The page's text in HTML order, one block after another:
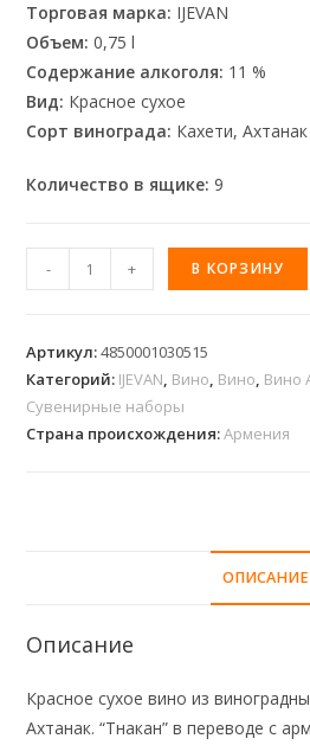
Торговая марка: IJEVAN
Объем: 0,75 l
Содержание алкоголя: 11 %
Вид: Красное сухое
Сорт винограда: Кахети, Ахтанак
Количество в ящике: 9
- + В КОРЗИНУ
Артикул:4850001030515
Категорий: IJEVAN, Вино, Вино, Вино
Сувенирные наборы
Страна происхождения:Армения
ОПИСАНИЕ
Описание
Красное сухое вино из
Ахтанак. “Тнакан” в переводе с